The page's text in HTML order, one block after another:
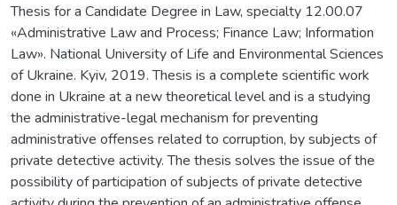
Thesis for a Candidate Degree in Law, specialty 12.00.07
«Administrative Law and Process; Finance Law; Information
Law». National University of Life and Environmental Sciences
of Ukraine. Kyiv, 2019. Thesis is a complete scientific work
done in Ukraine at a new theoretical level and is a studying
the administrative-legal mechanism for preventing
administrative offenses related to corruption, by subjects of
private detective activity. The thesis solves the issue of the
possibility of participation of subjects of private detective